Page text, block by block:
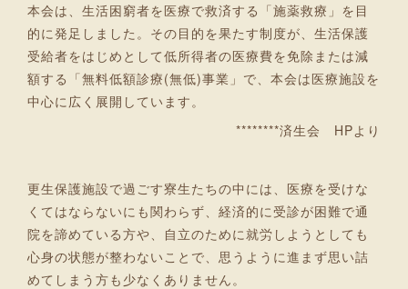
本会は、生活困窮者を医療で救済する「施薬救療」を目
的に発足しました。その目的を果たす制度が、生活保護
受給者をはじめとして低所得者の医療費を免除または減
額する「無料低額診療(無低)事業」で、本会は医療施設を
中心に広く展開しています。
********済生会 HPより
更生保護施設で過ごす寮生たちの中には、医療を受けな
くてはならないにも関わらず、経済的に受診が困難で通
院を諦めている方や、自立のために就労しようとしても
心身の状態が整わないことで、思うように進まず思い詰
めてしまう方も少なくありません。